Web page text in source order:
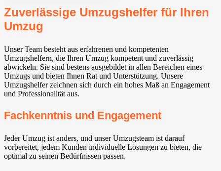
Zuverlässige Umzugshelfer für Ihren
Umzug
Unser Team besteht aus erfahrenen und kompetenten
Umzugshelfern, die Ihren Umzug kompetent und zuverlässig
abwickeln. Sie sind bestens ausgebildet in allen Bereichen eines
Umzugs und bieten Ihnen Rat und Unterstützung. Unsere
Umzugshelfer zeichnen sich durch ein hohes Maß an Engagement
und Professionalität aus.
Fachkenntnis und Engagement
Jeder Umzug ist anders, und unser Umzugsteam ist darauf
vorbereitet, jedem Kunden individuelle Lösungen zu bieten, die
optimal zu seinen Bedürfnissen passen.